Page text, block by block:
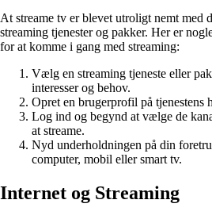
At streame tv er blevet utroligt nemt med
streaming tjenester og pakker. Her er
for at komme i gang med streaming:
Vælg en streaming tjeneste eller
interesser og behov.
Opret en brugerprofil på tjenestens
Log ind og begynd at vælge de
at streame.
Nyd underholdningen på din
computer, mobil eller smart tv.
Internet og Streaming